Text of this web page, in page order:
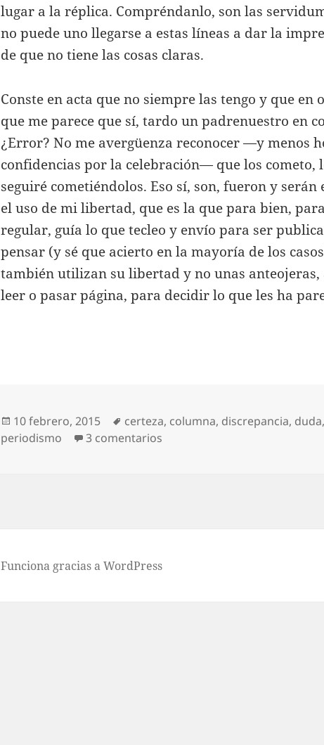
lugar a la réplica. Compréndanlo, son las
no puede uno llegarse a estas líneas a dar la
de que no tiene las cosas claras.
Conste en acta que no siempre las tengo y que en
que me parece que sí, tardo un padrenuestro en
¿Error? No me avergüenza reconocer —y menos
confidencias por la celebración— que los cometo,
seguiré cometiéndolos. Eso sí, son, fueron y serán
el uso de mi libertad, que es la que para bien,
regular, guía lo que tecleo y envío para ser
pensar (y sé que acierto en la mayoría de los
también utilizan su libertad y no unas anteojeras,
leer o pasar página, para decidir lo que les ha
Publicado
el
10 febrero, 2015 Etiquetas
certeza, columna, discrepancia, duda,
periodismo
3 comentarios
Funciona gracias a WordPress